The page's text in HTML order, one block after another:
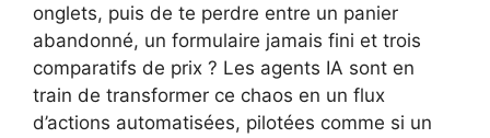
onglets, puis de te perdre entre un panier
abandonné, un formulaire jamais fini et trois
comparatifs de prix ? Les agents IA sont en
train de transformer ce chaos en un flux
d’actions automatisées, pilotées comme si un